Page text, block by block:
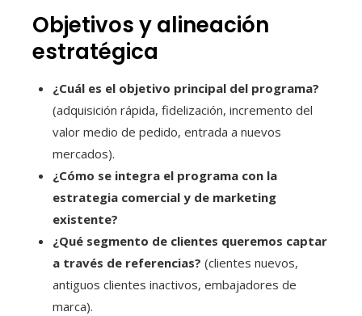
Objetivos y alineación
estratégica
¿Cuál es el objetivo principal del programa?
(adquisición rápida, fidelización, incremento del
valor medio de pedido, entrada a nuevos
mercados).
¿Cómo se integra el programa con la
estrategia comercial y de marketing
existente?
¿Qué segmento de clientes queremos captar
a través de referencias? (clientes nuevos,
antiguos clientes inactivos, embajadores de
marca).